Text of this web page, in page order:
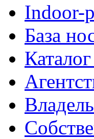
Indoor-
База